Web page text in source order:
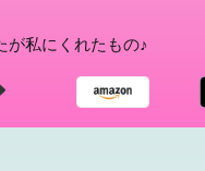
が私にくれたもの♪